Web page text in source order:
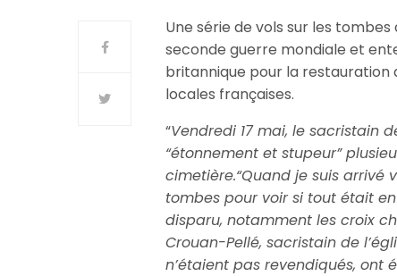
Une série de vols sur les
seconde guerre mondiale et
britannique pour la restauration
locales françaises.
“Vendredi 17 mai, le sacristain
“étonnement et stupeur”
cimetière.“Quand je suis arrivé
tombes pour voir si tout était
disparu, notamment les croix
Crouan-Pellé, sacristain de
n’étaient pas revendiqués, ont